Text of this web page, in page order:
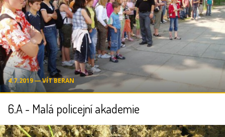
4.7.2019 ― VÍT BERAN
6.A - Malá policejní akademie